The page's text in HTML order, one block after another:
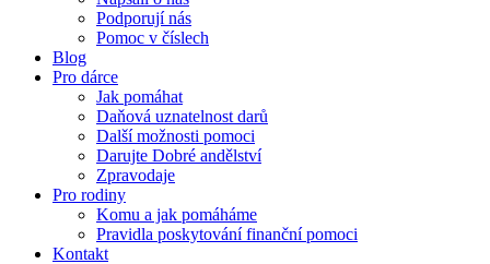
Podporují nás
Pomoc v číslech
Blog
Pro dárce
Jak pomáhat
Daňová uznatelnost darů
Další možnosti pomoci
Darujte Dobré andělství
Zpravodaje
Pro rodiny
Komu a jak pomáháme
Pravidla poskytování finanční pomoci
Kontakt